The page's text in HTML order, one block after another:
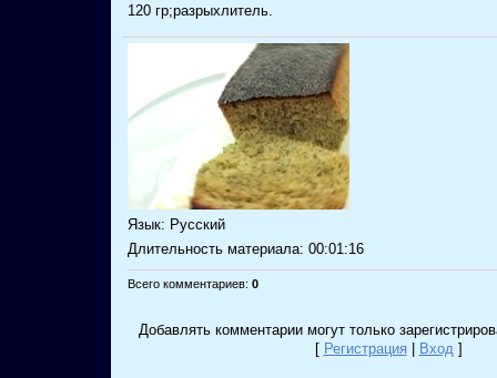
120 гр;разрыхлитель.
Язык: Русский
Длительность материала: 00:01:16
Всего комментариев: 0
Добавлять комментарии могут только
[ Регистрация | Вход ]